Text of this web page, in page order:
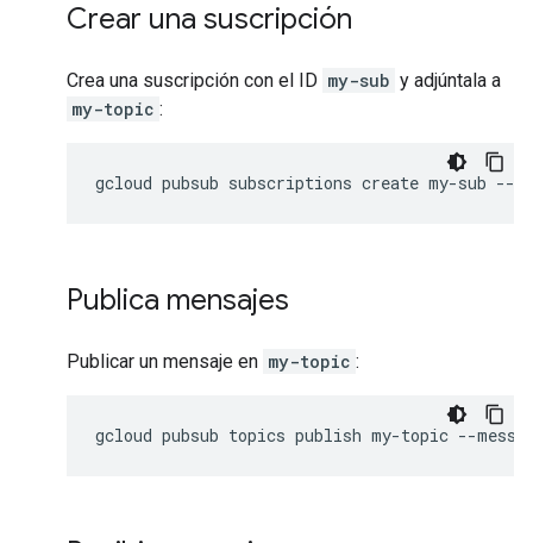
Crear una suscripción
Crea una suscripción con el ID my-sub y adjúntala a
my-topic :
gcloud pubsub subscriptions create my-sub --
Publica mensajes
Publicar un mensaje en my-topic :
gcloud pubsub topics publish my-topic --